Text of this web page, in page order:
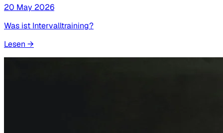
20 May 2026
Was ist Intervalltraining?
Lesen →